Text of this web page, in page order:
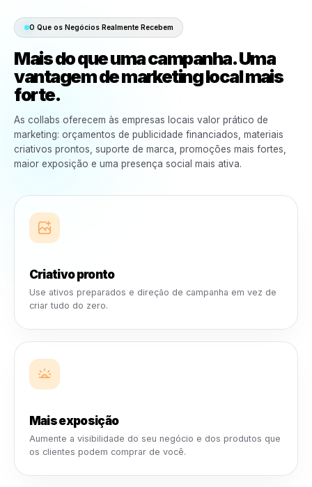
As marcas ganham. Os negócios
locais ganham.
Transforme os produtos que você já vende em
marketing local financiado que faz seu negócio
Os negócios já influenciam o
crescimento das marcas.
Cada prateleira, cardápio, balcão, mesa de atendimento
interação com o cliente ajuda as marcas a alcançar
compradores locais. A Rulrr transforma esse
Os Collabs transformam essa
em suporte.
promovem seus produtos enquanto fortalecem a
visibilidade, credibilidade e engajamento com clientes
negócio.
As campanhas locais ficam mais
de lançar.